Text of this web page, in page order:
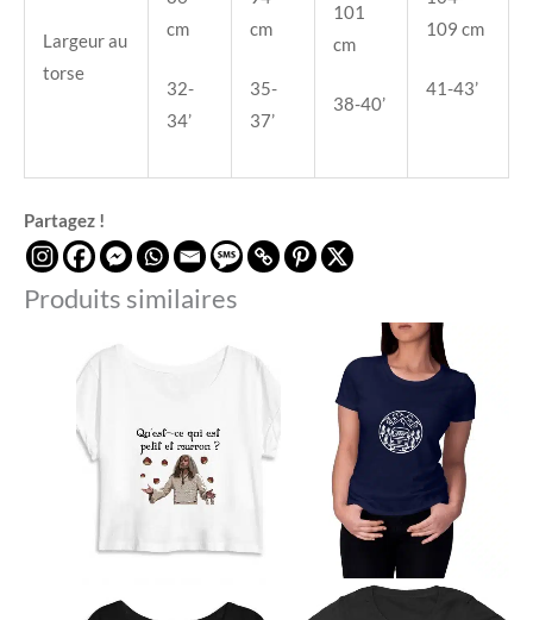
Largeur au
torse
cm
32-
34’
cm
35-
37’
101
cm
38-40’
109 cm
41-43’
Partagez !
Produits similaires